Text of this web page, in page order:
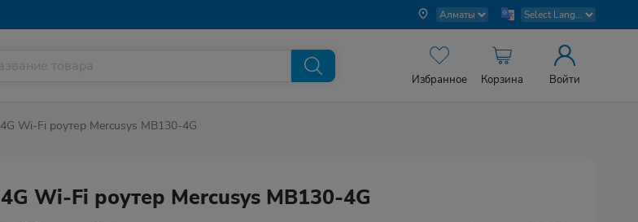
Избранное Корзина Войти
4G Wi-Fi роутер Mercusys MB130-4G
4G Wi-Fi роутер Mercusys MB130-4G